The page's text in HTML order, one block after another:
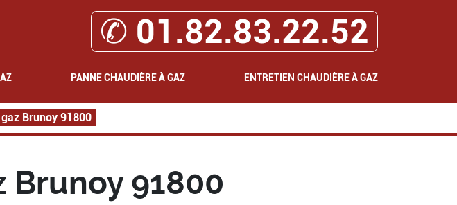
✆ 01.82.83.22.52
PANNE CHAUDIÈRE À GAZ ENTRETIEN CHAUDIÈRE À GAZ
Brunoy 91800
Brunoy 91800